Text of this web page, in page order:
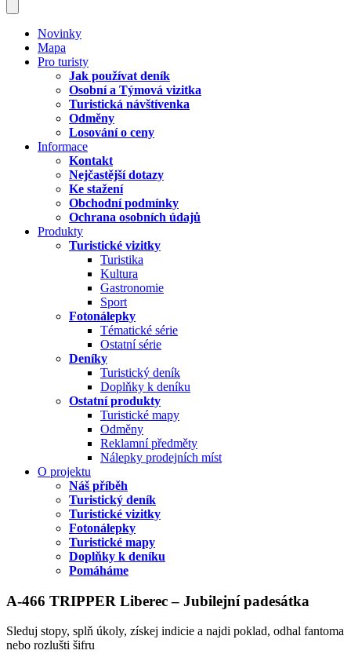
Novinky
Mapa
Pro turisty
Jak používat deník
Osobní a Týmová vizitka
Turistická návštívenka
Odměny
Losování o ceny
Informace
Kontakt
Nejčastější dotazy
Ke stažení
Obchodní podmínky
Ochrana osobních údajů
Produkty
Turistické vizitky
Turistika
Kultura
Gastronomie
Sport
Fotonálepky
Tématické série
Ostatní série
Deníky
Turistický deník
Doplňky k deníku
Ostatní produkty
Turistické mapy
Odměny
Reklamní předměty
Nálepky prodejních míst
O projektu
Náš příběh
Turistický deník
Turistické vizitky
Fotonálepky
Turistické mapy
Doplňky k deníku
Pomáháme
A-466 TRIPPER Liberec – Jubilejní padesátka
Sleduj stopy, splň úkoly, získej indicie a najdi poklad, odhal fantoma
nebo rozlušti šifru